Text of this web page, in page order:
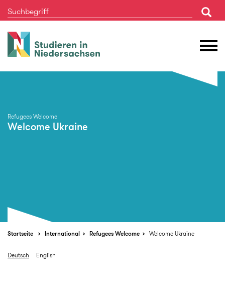
Studieren
in
Refugees Welcome
Welcome Ukraine
Startseite International Refugees Welcome Welcome Ukraine
Deutsch English